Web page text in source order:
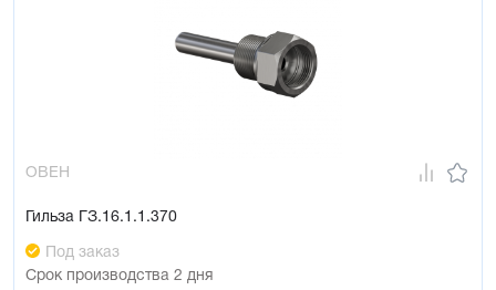
ОВЕН
Гильза ГЗ.16.1.1.370
Под заказ
Срок производства 2 дня